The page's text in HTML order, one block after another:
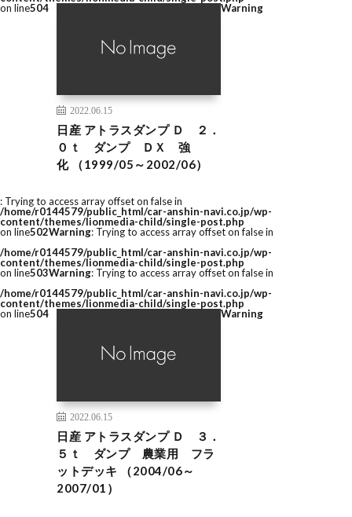
on line504
2022.06.15
日産 アトラスダンプ Ｄ ２．
０ｔ ダンプ ＤＸ 強
化 （1999/05～2002/06）
Warning
: Trying to access array offset on false in
/home/r0144579/public_html/car-anshin-navi.co.jp/wp-
content/themes/lionmedia-child/single-post.php
on line502Warning: Trying to access array offset on false in
/home/r0144579/public_html/car-anshin-navi.co.jp/wp-
content/themes/lionmedia-child/single-post.php
on line503Warning: Trying to access array offset on false in
/home/r0144579/public_html/car-anshin-navi.co.jp/wp-
content/themes/lionmedia-child/single-post.php
on line504
2022.06.15
日産 アトラスダンプ Ｄ ３．
５ｔ ダンプ 農業用 フラ
ットデッキ （2004/06～
2007/01）
Warning